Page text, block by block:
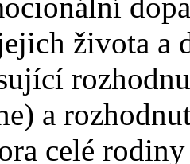
života a
a
celé